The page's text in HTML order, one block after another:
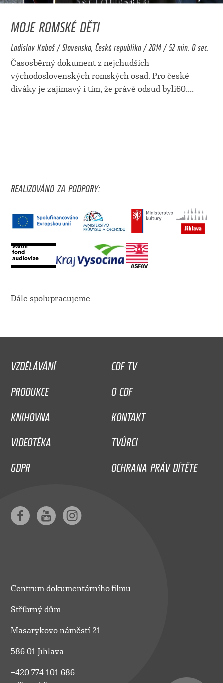
MOJE ROMSKÉ DĚTI
Ladislav Kaboš / Slovensko, Česká republika / 2014 / 52 min. 0 sec.
Časosběrný dokument z nejchudších
východoslovenských romských osad. Pro české
diváky je zajímavý i tím, že právě odsud byli60....
REALIZOVÁNO ZA PODPORY:
Dále spolupracujeme
VZDĚLÁVÁNÍ
CDF TV
PRODUKCE
O CDF
KNIHOVNA
KONTAKT
VIDEOTÉKA
TVŮRCI
GDPR
OCHRANA PRÁV DÍTĚTE
Centrum dokumentárního filmu
Stříbrný dům
Masarykovo náměstí 21
586 01 Jihlava
+420 774 101 686